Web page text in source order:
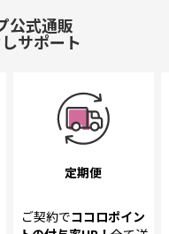
公式通販
サポート
定期便
ご契約でココロポイン